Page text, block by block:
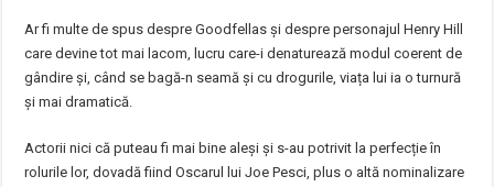
Ar fi multe de spus despre Goodfellas și despre personajul Henry Hill
care devine tot mai lacom, lucru care-i denaturează modul coerent de
gândire și, când se bagă-n seamă și cu drogurile, viața lui ia o turnură
și mai dramatică.
Actorii nici că puteau fi mai bine aleși și s-au potrivit la perfecție în
rolurile lor, dovadă fiind Oscarul lui Joe Pesci, plus o altă nominalizare